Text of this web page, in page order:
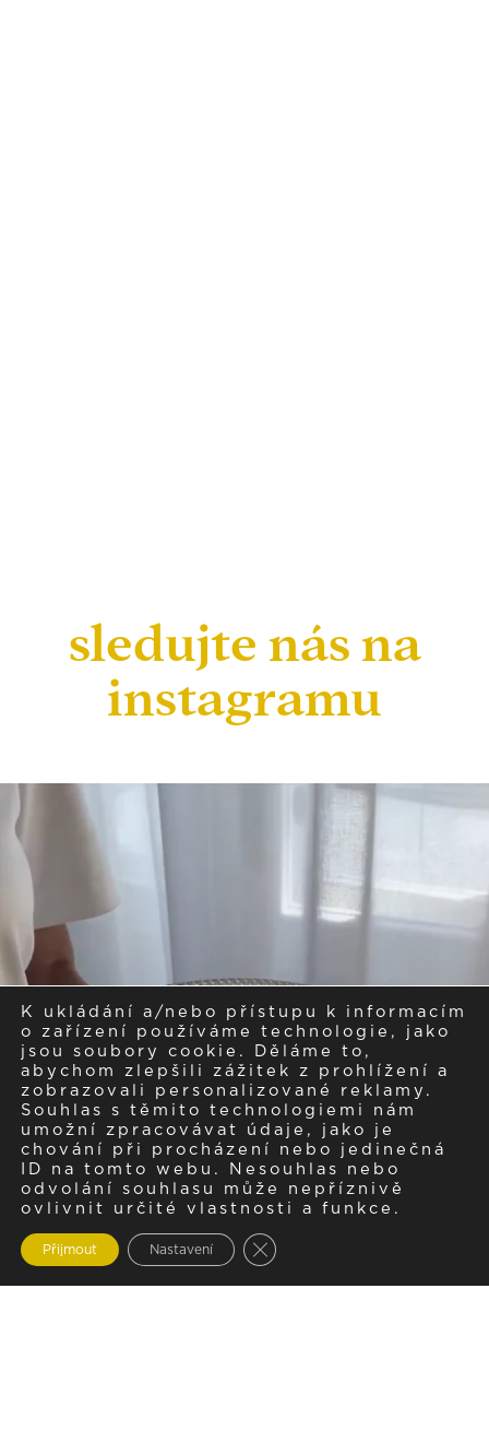
sledujte nás na
instagramu
K ukládání a/nebo přístupu k informacím
o zařízení používáme technologie, jako
jsou soubory cookie. Děláme to,
abychom zlepšili zážitek z prohlížení a
zobrazovali personalizované reklamy.
Souhlas s těmito technologiemi nám
umožní zpracovávat údaje, jako je
chování při procházení nebo jedinečná
ID na tomto webu. Nesouhlas nebo
odvolání souhlasu může nepříznivě
ovlivnit určité vlastnosti a funkce.
Přijmout Nastavení Zavřít cookie lištu GDPR